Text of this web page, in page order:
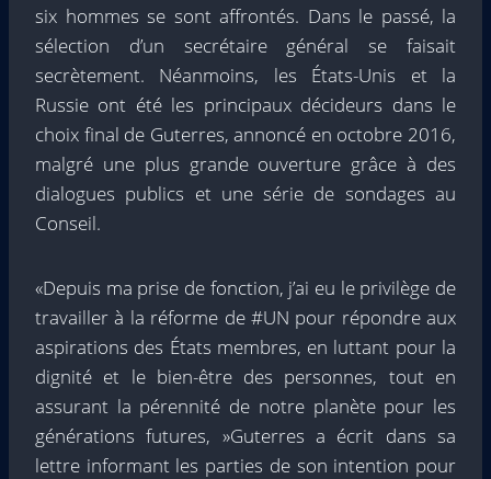
six hommes se sont affrontés. Dans le passé, la
sélection d’un secrétaire général se faisait
secrètement. Néanmoins, les États-Unis et la
Russie ont été les principaux décideurs dans le
choix final de Guterres, annoncé en octobre 2016,
malgré une plus grande ouverture grâce à des
dialogues publics et une série de sondages au
Conseil.
«Depuis ma prise de fonction, j’ai eu le privilège de
travailler à la réforme de #UN pour répondre aux
aspirations des États membres, en luttant pour la
dignité et le bien-être des personnes, tout en
assurant la pérennité de notre planète pour les
générations futures, »Guterres a écrit dans sa
lettre informant les parties de son intention pour